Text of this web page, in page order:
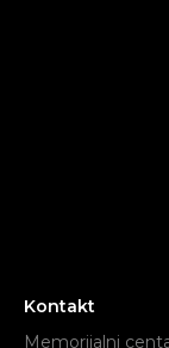
Kontakt
Memorijalni